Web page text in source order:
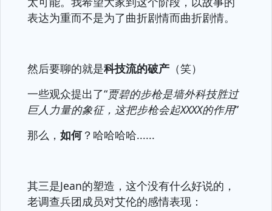
表达为重而不是为了曲折剧情而曲折剧情。
然后要聊的就是科技流的破产 （笑）
一些观众提出了“贾碧的步枪是墙外科技胜过
巨人力量的象征，这把步枪会起XXXX的作用”
那么， 如何？哈哈哈哈......
其三是Jean的塑造，这个没有什么好说的，
老调查兵团成员对艾伦的感情表现：